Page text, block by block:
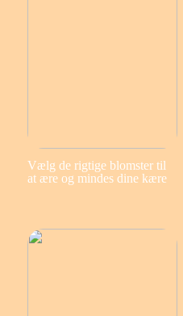
Vælg de rigtige blomster til
at ære og mindes dine kære